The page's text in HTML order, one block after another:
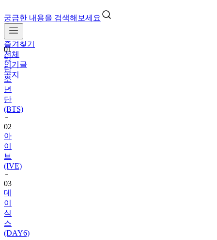
궁금한 내용을 검색해보세요
즐겨찾기
전체
인기글
공지
01
방
탄
소
년
단
(BTS)
02
아
이
브
(IVE)
03
데
이
식
스
(DAY6)